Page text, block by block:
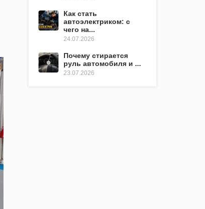
Как стать
автоэлектриком: с
чего на...
24.07.2026
Почему стирается
руль автомобиля и ...
23.07.2026